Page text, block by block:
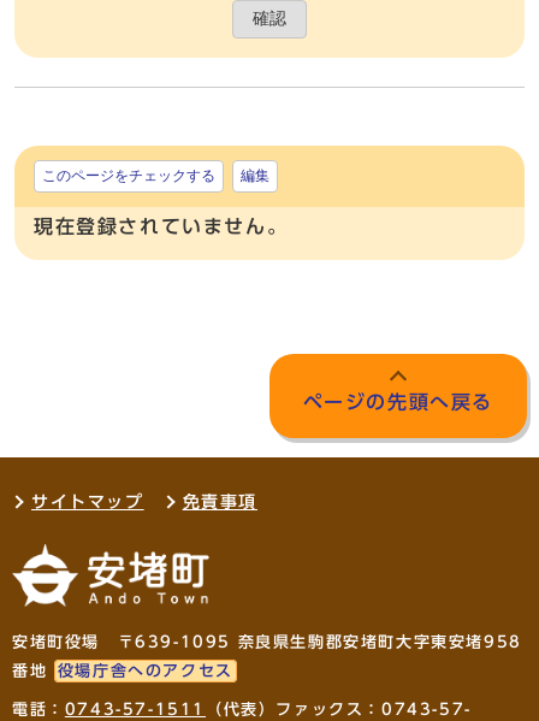
確認
このページをチェックする 編集
現在登録されていません。
ページの先頭へ戻る
サイトマップ 免責事項
安堵町役場 〒639-1095 奈良県生駒郡安堵町大字東安堵958
番地
役場庁舎へのアクセス
電話： 0743-57-1511 （代表）ファックス：0743-57-